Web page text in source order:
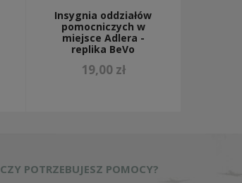
Insygnia oddziałów
pomocniczych w
miejsce Adlera -
replika BeVo
19,00 zł
CZY POTRZEBUJESZ POMOCY?